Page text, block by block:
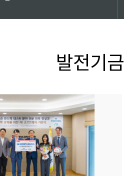
발전기금